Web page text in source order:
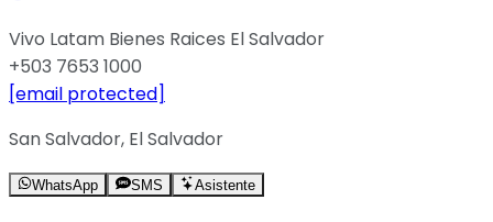
Vivo Latam Bienes Raices El Salvador
+503 7653 1000
[email protected]
San Salvador, El Salvador
WhatsApp SMS Asistente